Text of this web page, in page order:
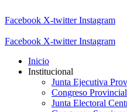
Facebook X-twitter Instagram
Facebook X-twitter Instagram
Inicio
Institucional
Junta Ejecutiva
Congreso Provincial
Junta Electoral